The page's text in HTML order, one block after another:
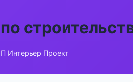
Интерьер Проект